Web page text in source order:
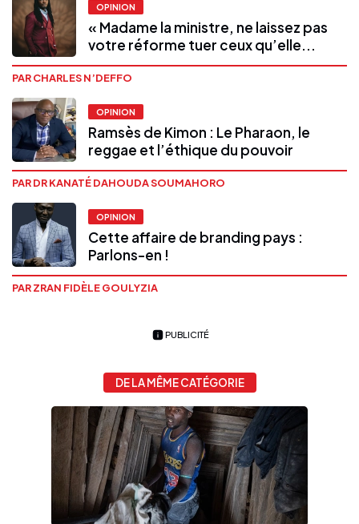
OPINION
« Madame la ministre, ne laissez pas
votre réforme tuer ceux qu’elle...
PAR CHARLES N’DEFFO
OPINION
Ramsès de Kimon : Le Pharaon, le
reggae et l’éthique du pouvoir
PAR DR KANATÉ DAHOUDA SOUMAHORO
OPINION
Cette affaire de branding pays :
Parlons-en !
PAR ZRAN FIDÈLE GOULYZIA
PUBLICITÉ
DE LA MÊME CATÉGORIE